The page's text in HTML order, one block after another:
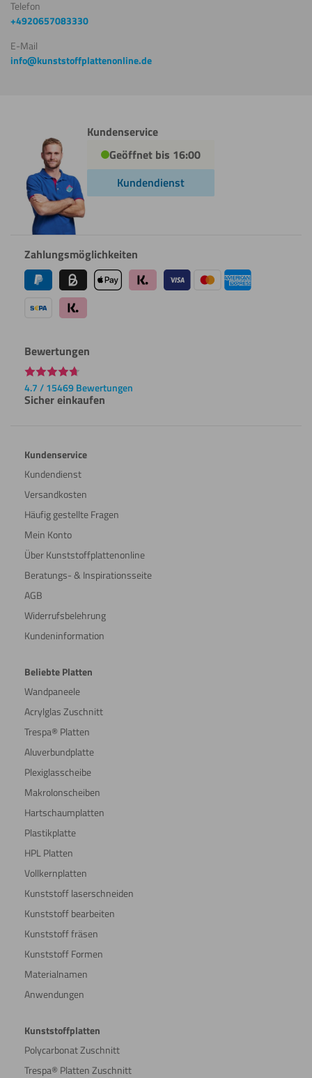
(warm)
Schweißen
Umdrehen
Beschichten
Biegen
(kalt)
Lasern
Malen
Polieren
Telefon
+4920657083330
E-Mail
info@kunststoffplattenonline.de
Kundenservice
Geöffnet bis 16:00
Kundendienst
Zahlungsmöglichkeiten
Bewertungen
4.7 / 15469 Bewertungen
Sicher einkaufen
Kundenservice
Kundendienst
Versandkosten
Häufig gestellte Fragen
Mein Konto
Über Kunststoffplattenonline
Beratungs- & Inspirationsseite
AGB
Widerrufsbelehrung
Kundeninformation
Beliebte Platten
Wandpaneele
Acrylglas Zuschnitt
Trespa® Platten
Aluverbundplatte
Plexiglasscheibe
Makrolonscheiben
Hartschaumplatten
Plastikplatte
HPL Platten
Vollkernplatten
Kunststoff laserschneiden
Kunststoff bearbeiten
Kunststoff fräsen
Kunststoff Formen
Materialnamen
Anwendungen
Kunststoffplatten
Polycarbonat Zuschnitt
Trespa® Platten Zuschnitt